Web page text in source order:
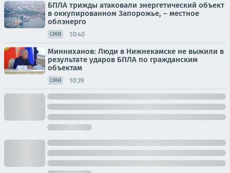
БПЛА трижды атаковали энергетический объект
в оккупированном Запорожье, – местное
облэнерго
СМИ 10:40
Минниханов: Люди в Нижнекамске не выжили в
результате ударов БПЛА по гражданским
объектам
СМИ 10:39